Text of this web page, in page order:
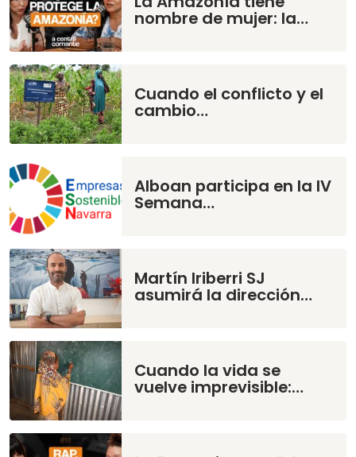
nombre de mujer: la…
Cuando el conflicto y el
cambio…
Alboan participa en la IV
Semana…
Martín Iriberri SJ
asumirá la dirección…
Cuando la vida se
vuelve imprevisible:…